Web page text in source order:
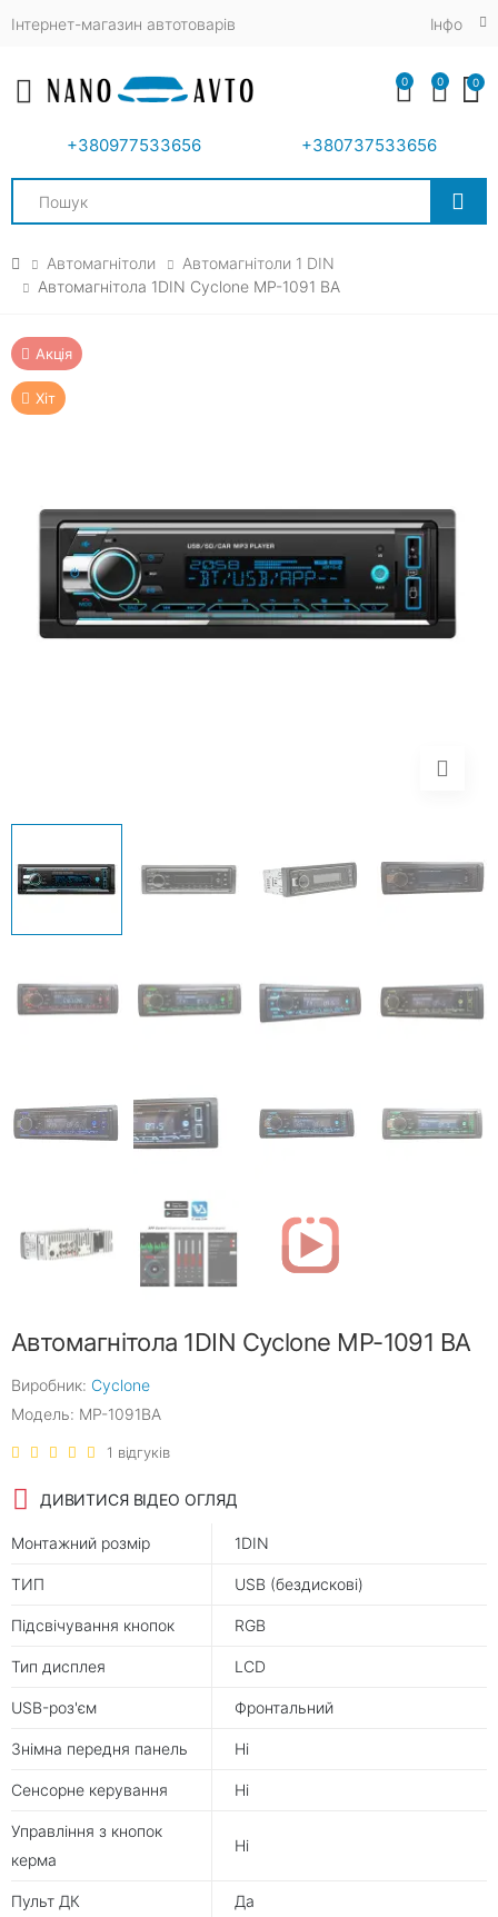
Інтернет-магазин автотоварів Iнфо
Toggle mobile menu
+380977533656 +380737533656
Search
0 0 0
Автомагнітоли
Автомагнітоли 1 DIN
Автомагнітола 1DIN Cyclone MP-1091 BA
Акція
Хіт
Автомагнітола 1DIN Cyclone MP-1091 BA
Виробник: Cyclone
Модель: MP-1091BA
1 відгуків
ДИВИТИСЯ ВІДЕО ОГЛЯД
Монтажний розмір 1DIN
ТИП USB (бездискові)
Підсвічування кнопок RGB
Тип дисплея LCD
USB-роз'єм Фронтальний
Знімна передня панель Ні
Сенсорне керування Ні
Управління з кнопок
керма
Ні
Пульт ДК Да